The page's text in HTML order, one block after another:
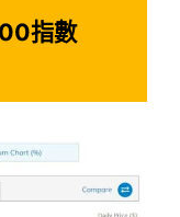
指數